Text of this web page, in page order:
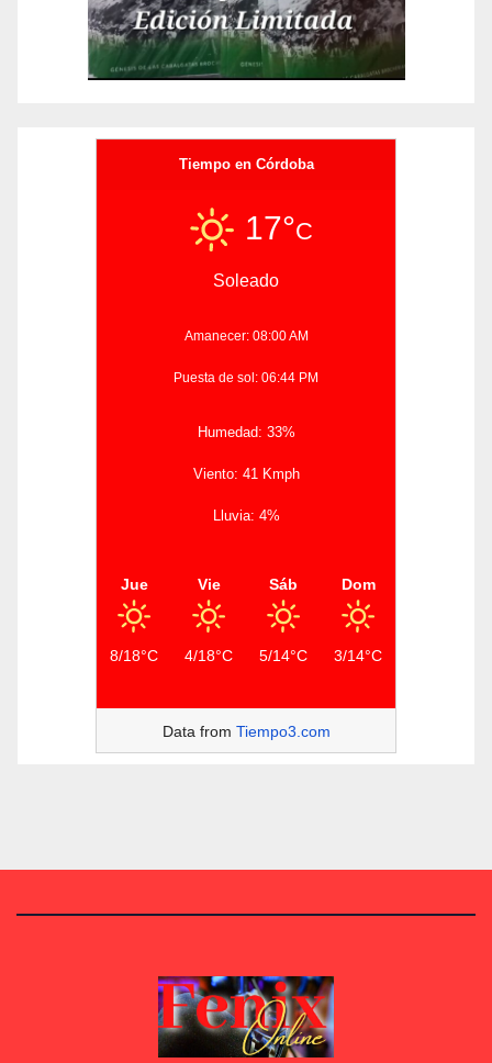
Tiempo en Córdoba
17°C
Soleado
Amanecer: 08:00 AM
Puesta de sol: 06:44 PM
Humedad: 33%
Viento: 41 Kmph
Lluvia: 4%
Jue
8/18°C
Vie
4/18°C
Sáb
5/14°C
Dom
3/14°C
Data from Tiempo3.com